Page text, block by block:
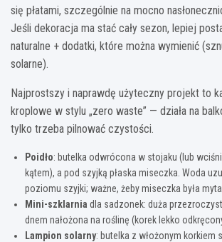
się płatami, szczególnie na mocno
Jeśli dekoracja ma stać cały sezon, lepiej
naturalne + dodatki, które można wymienić
solarne).
Najprostszy i naprawdę użyteczny projekt to
kroplowe w stylu „zero waste” — działa na
tylko trzeba pilnować czystości.
Poidło: butelka odwrócona w stojaku (lub
kątem), a pod szyjką płaska miseczka. Woda
poziomu szyjki; ważne, żeby miseczka była myta
Mini-szklarnia dla sadzonek: duża
dnem nałożona na roślinę (korek lekko
Lampion solarny: butelka z włożonym korkiem